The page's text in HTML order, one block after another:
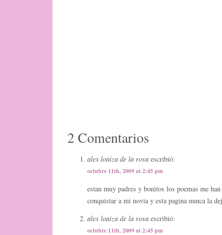
2 Comentarios
alex loaiza de la rosa escribió:
octubre 11th, 2009 at 2:45 pm
estan muy padres y bonitos los poemas me
conquistar a mi novia y esta pagina nunca la
alex loaiza de la rosa escribió:
octubre 11th, 2009 at 2:45 pm